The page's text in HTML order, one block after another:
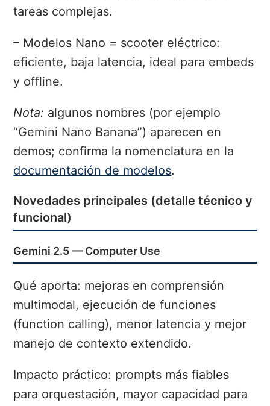
tareas complejas.
– Modelos Nano = scooter eléctrico:
eficiente, baja latencia, ideal para embeds
y offline.
Nota: algunos nombres (por ejemplo
“Gemini Nano Banana”) aparecen en
demos; confirma la nomenclatura en la
documentación de modelos.
Novedades principales (detalle técnico y
funcional)
Gemini 2.5 — Computer Use
Qué aporta: mejoras en comprensión
multimodal, ejecución de funciones
(function calling), menor latencia y mejor
manejo de contexto extendido.
Impacto práctico: prompts más fiables
para orquestación, mayor capacidad para